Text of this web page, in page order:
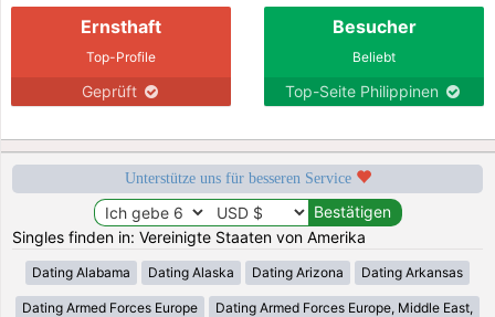
Ernsthaft
Top-Profile
Geprüft
Besucher
Beliebt
Top-Seite Philippinen
Unterstütze uns für besseren Service
Singles finden in: Vereinigte Staaten von Amerika
Dating Alabama Dating Alaska Dating Arizona Dating Arkansas
Dating Armed Forces Europe Dating Armed Forces Europe, Middle East,